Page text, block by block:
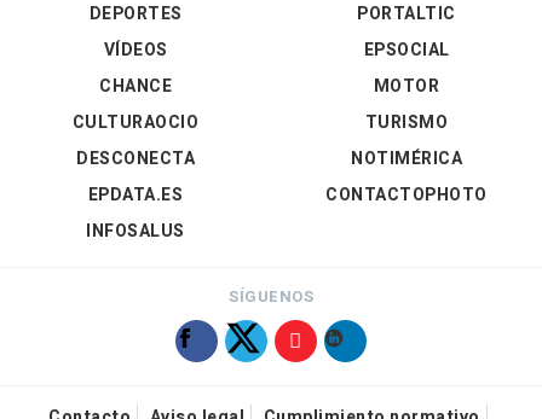
DEPORTES
VÍDEOS
PORTALTIC
EPSOCIAL
CHANCE
CULTURAOCIO
DESCONECTA
EPDATA.ES
INFOSALUS
MOTOR
TURISMO
NOTIMÉRICA
CONTACTOPHOTO
SÍGUENOS